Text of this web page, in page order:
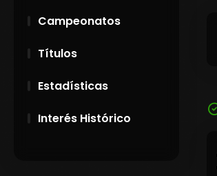
Campeonatos
Títulos
Estadísticas
Interés Histórico